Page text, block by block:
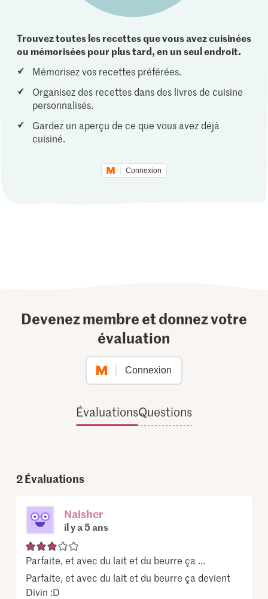
Trouvez toutes les recettes que vous avez cuisinées
ou mémorisées pour plus tard, en un seul endroit.
Mémorisez vos recettes préférées.
Organisez des recettes dans des livres de cuisine
personnalisés.
Gardez un aperçu de ce que vous avez déjà
cuisiné.
Connexion
Devenez membre et donnez votre
évaluation
Connexion
ÉvaluationsQuestions
2Évaluations
Naisher
il y a 5 ans
Parfaite, et avec du lait et du beurre ça ...
Parfaite, et avec du lait et du beurre ça devient
Divin :D